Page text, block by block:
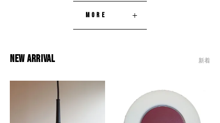
MORE
NEW ARRIVAL 新着